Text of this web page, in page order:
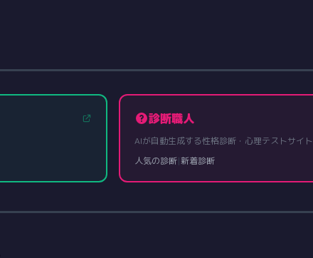
診断職人
AIが自動生成する性格診断・心理テストサイト
人気の診断|新着診断